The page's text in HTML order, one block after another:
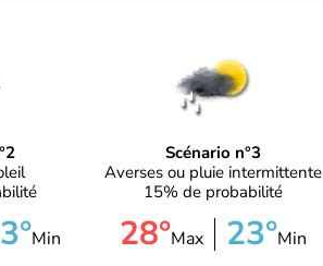
Min
Scénario n°3
Averses ou pluie intermittente
15% de probabilité
28°Max 23°Min